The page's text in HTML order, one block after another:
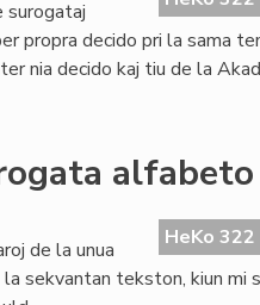
surogataj
propra decido pri la sama
nia decido kaj tiu de la
alfabeto
HeKo
de la unua
sekvantan tekston, kiun mi